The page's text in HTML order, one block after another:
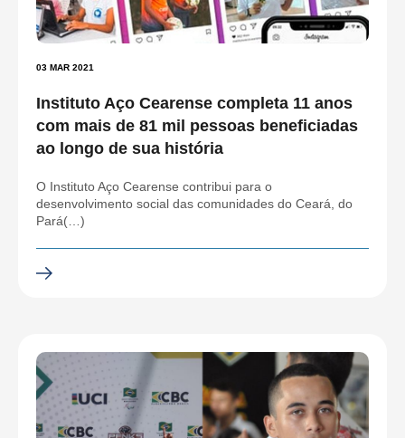
03 MAR 2021
Instituto Aço Cearense completa 11 anos
com mais de 81 mil pessoas beneficiadas
ao longo de sua história
O Instituto Aço Cearense contribui para o
desenvolvimento social das comunidades do Ceará, do
Pará(…)